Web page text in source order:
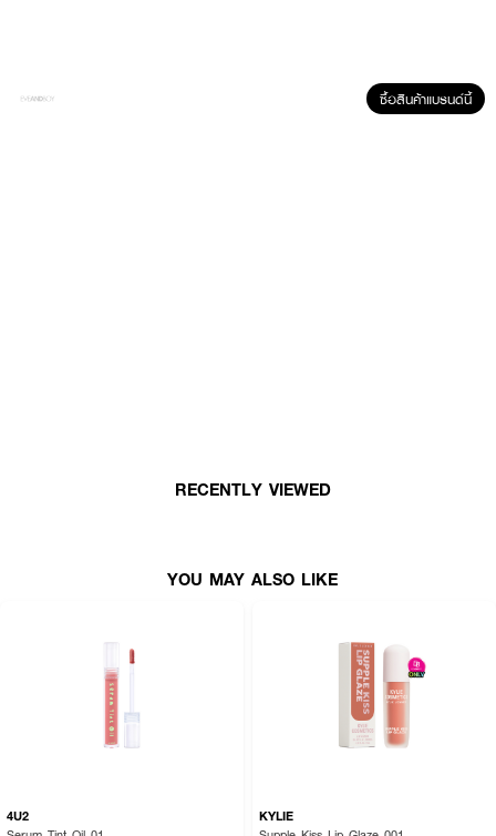
· มอบความชุ่มชื้นยาวนาน 16 ชั่วโมง และให้ริมฝีปากอวบอิ่ม ทำให้ริมฝีปากของ
คุณนุ่มและเรียบเนียน
ซื้อสินค้าแบรนด์นี้
RECENTLY VIEWED
YOU MAY ALSO LIKE
4U2
KYLIE